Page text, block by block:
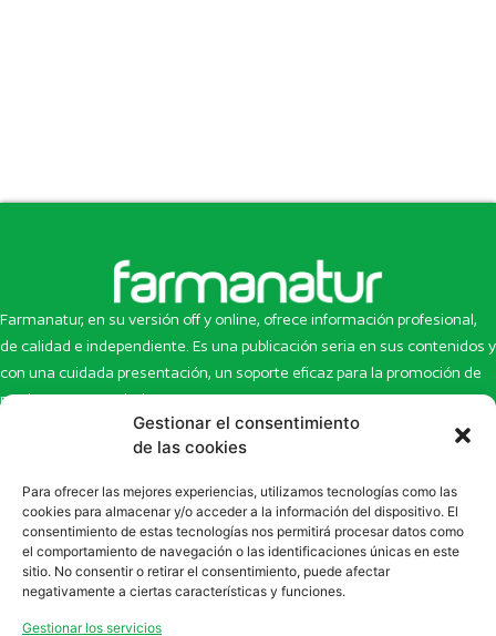
Gestionar el consentimiento
de las cookies
Para ofrecer las mejores experiencias, utilizamos tecnologías como las
cookies para almacenar y/o acceder a la información del dispositivo. El
consentimiento de estas tecnologías nos permitirá procesar datos como
el comportamiento de navegación o las identificaciones únicas en este
sitio. No consentir o retirar el consentimiento, puede afectar
negativamente a ciertas características y funciones.
Gestionar los servicios
Farmanatur, en su versión off y online, ofrece información profesional,
de calidad e independiente. Es una publicación seria en sus contenidos y
con una cuidada presentación, un soporte eficaz para la promoción de
productos y novedades.
Inicio
Newsletter
Eco Multimedia
Contacto
Artículos
Escaparate
Enlaces de interés
SUSCRÍBETE A NUESTRO NEWSLETTER